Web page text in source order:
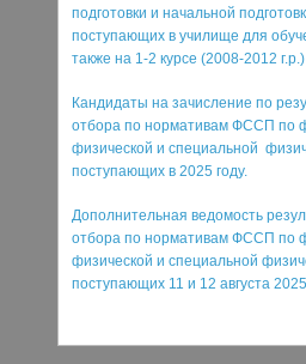
подготовки и начальной
поступающих в училище для
также на 1-2 курсе (2008-2012
Кандидаты на зачисление по
отбора по нормативам ФССП по
физической и специальной
поступающих в 2025 году.
Дополнительная ведомость
отбора по нормативам ФССП по
физической и специальной
поступающих 11 и 12 августа 2025